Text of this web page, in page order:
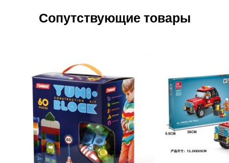
Сопутствующие товары